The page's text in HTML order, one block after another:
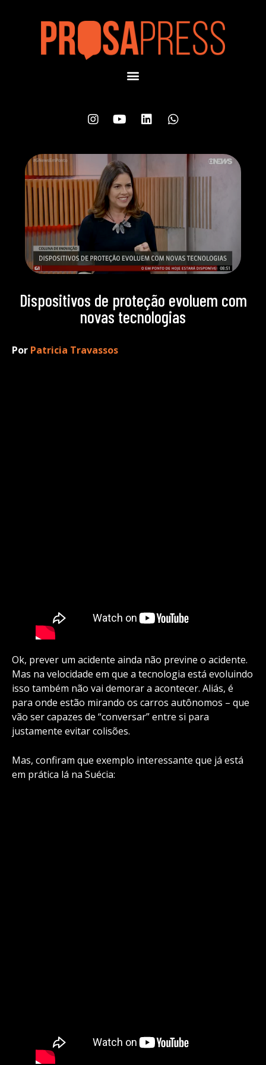
Dispositivos de proteção evoluem com
novas tecnologias
Por Patricia Travassos
Ok, prever um acidente ainda não previne o acidente.
Mas na velocidade em que a tecnologia está evoluindo
isso também não vai demorar a acontecer. Aliás, é
para onde estão mirando os carros autônomos – que
vão ser capazes de “conversar” entre si para
justamente evitar colisões.
Mas, confiram que exemplo interessante que já está
em prática lá na Suécia: